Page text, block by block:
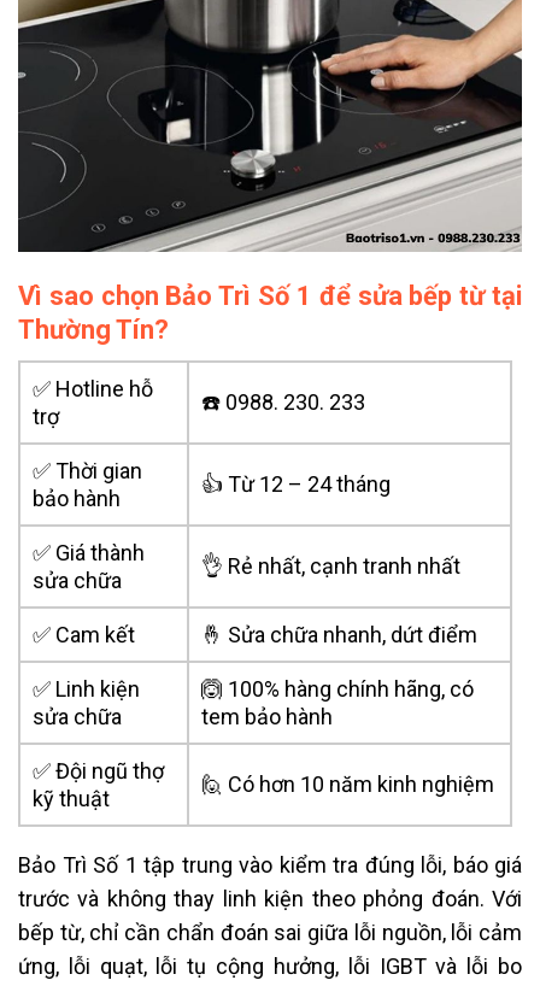
Vì sao chọn Bảo Trì Số 1 để sửa bếp từ tại
Thường Tín?
✅ Hotline hỗ
trợ
☎️ 0988. 230. 233
✅ Thời gian
bảo hành
👍 Từ 12 – 24 tháng
✅ Giá thành
sửa chữa
👌 Rẻ nhất, cạnh tranh nhất
✅ Cam kết 🤞 Sửa chữa nhanh, dứt điểm
✅ Linh kiện
sửa chữa
🙆 100% hàng chính hãng, có
tem bảo hành
✅ Đội ngũ thợ
kỹ thuật
🙋 Có hơn 10 năm kinh nghiệm
Bảo Trì Số 1 tập trung vào kiểm tra đúng lỗi, báo giá
trước và không thay linh kiện theo phỏng đoán. Với
bếp từ, chỉ cần chẩn đoán sai giữa lỗi nguồn, lỗi cảm
ứng, lỗi quạt, lỗi tụ cộng hưởng, lỗi IGBT và lỗi bo